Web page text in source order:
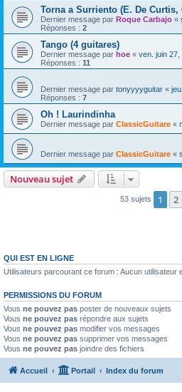
Torna a Surriento (E. De
Dernier message par Roque Carbajo «
Réponses : 2
Tango (4 guitares)
Dernier message par hoe « ven. juin 27,
Réponses : 11
Dernier message par tonyyyyguitar «
Réponses : 7
Oh ! Laurindinha
Dernier message par ClassicGuitare «
Dernier message par ClassicGuitare «
Nouveau sujet
53 sujets 1 2
QUI EST EN LIGNE
Utilisateurs parcourant ce forum : Aucun utilisateur
PERMISSIONS DU FORUM
Vous ne pouvez pas poster de nouveaux sujets
Vous ne pouvez pas répondre aux sujets
Vous ne pouvez pas modifier vos messages
Vous ne pouvez pas supprimer vos messages
Vous ne pouvez pas joindre des fichiers
Accueil Portail Index du forum